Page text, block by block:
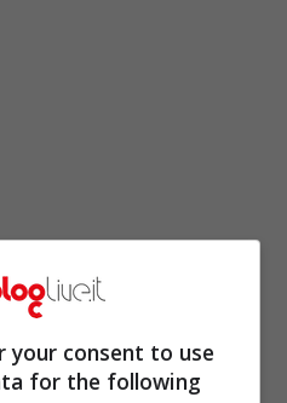
your consent to use
for the following